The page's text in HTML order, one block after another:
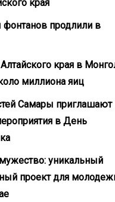
края
продлили в
края в
миллиона яиц
Самары приглашают
в День
уникальный
проект для